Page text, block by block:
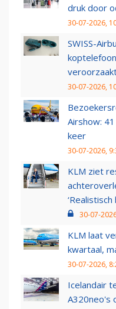
druk door
30-07-2026,
SWISS-
30-07-2026,
Airshow:
keer
30-07-2026,
KLM ziet
‘Realistisch
30-07-
KLM laat
kwartaal,
30-07-2026,
Icelandair
A320neo's